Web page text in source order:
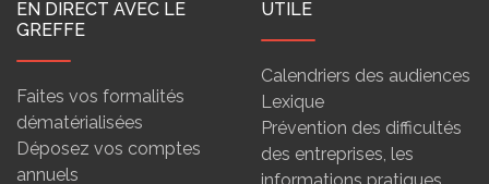
EN DIRECT AVEC LE
GREFFE
Faites vos formalités
dématérialisées
Déposez vos comptes
annuels
UTILE
Calendriers des audiences
Lexique
Prévention des difficultés
des entreprises, les